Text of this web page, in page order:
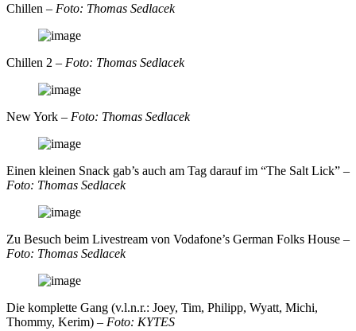
Chillen – Foto: Thomas Sedlacek
Chillen 2 – Foto: Thomas Sedlacek
New York – Foto: Thomas Sedlacek
Einen kleinen Snack gab’s auch am Tag darauf im “The Salt Lick” –
Foto: Thomas Sedlacek
Zu Besuch beim Livestream von Vodafone’s German Folks House –
Foto: Thomas Sedlacek
Die komplette Gang (v.l.n.r.: Joey, Tim, Philipp, Wyatt, Michi,
Thommy, Kerim) – Foto: KYTES